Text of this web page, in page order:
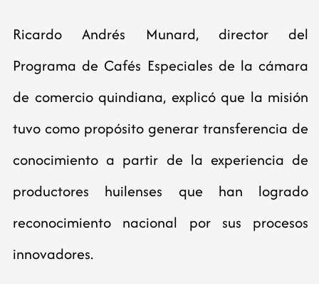
Ricardo Andrés Munard, director del
Programa de Cafés Especiales de la cámara
de comercio quindiana, explicó que la misión
tuvo como propósito generar transferencia de
conocimiento a partir de la experiencia de
productores huilenses que han logrado
reconocimiento nacional por sus procesos
innovadores.